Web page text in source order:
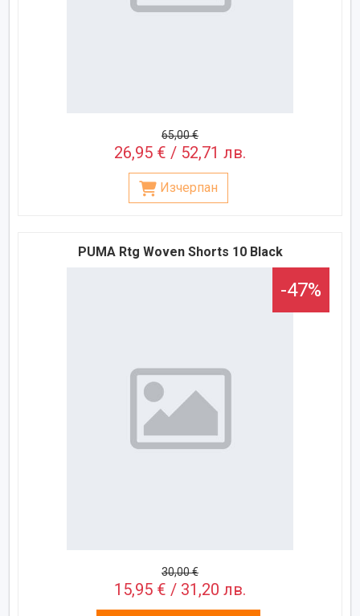
65,00 €
26,95 € / 52,71 лв.
Изчерпан
PUMA Rtg Woven Shorts 10 Black
-47%
30,00 €
15,95 € / 31,20 лв.